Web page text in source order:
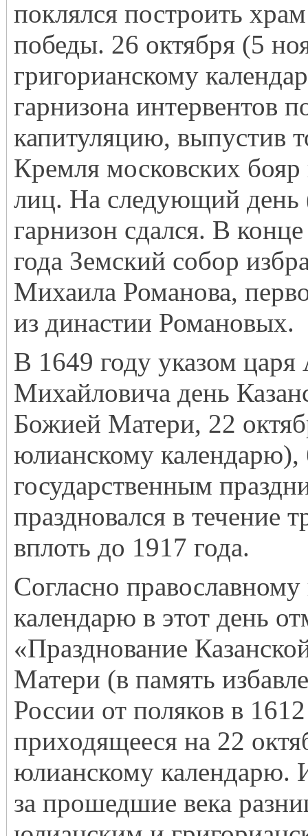
поклялся построить
победы. 26 октября (5
григорианскому
гарнизона интервентов
капитуляцию, выпустив
Кремля московских
лиц. На следующий день
гарнизон сдался. В
года Земский собор
Михаила Романова,
из династии Романовых.
В 1649 году указом царя
Михайловича день
Божией Матери, 22
юлианскому календарю),
государственным
праздновался в течение
вплоть до 1917 года.
Согласно
календарю в этот день
«Празднование
Матери (в память
России от поляков в
приходящееся на 22
юлианскому календарю.
за прошедшие века